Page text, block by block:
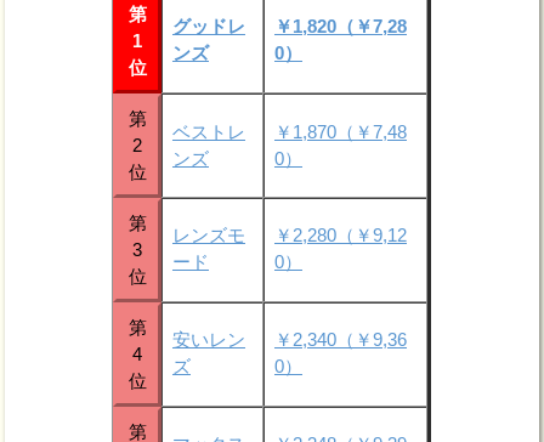
第
1
位
グッドレ
ンズ
￥1,820（￥7,28
0）
第
2
位
ベストレ
ンズ
￥1,870（￥7,48
0）
第
3
位
レンズモ
ード
￥2,280（￥9,12
0）
第
4
位
安いレン
ズ
￥2,340（￥9,36
0）
第